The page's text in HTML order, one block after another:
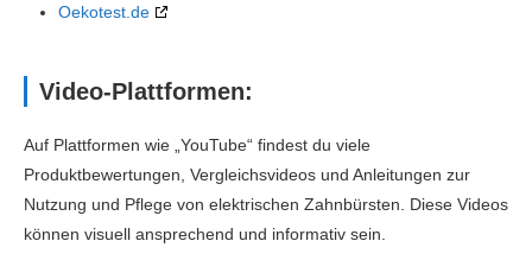
Oekotest.de
Video-Plattformen:
Auf Plattformen wie „YouTube“ findest du viele
Produktbewertungen, Vergleichsvideos und Anleitungen zur
Nutzung und Pflege von elektrischen Zahnbürsten. Diese Videos
können visuell ansprechend und informativ sein.